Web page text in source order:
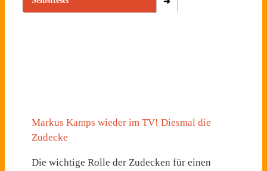
Markus Kamps wieder im TV! Diesmal die
Zudecke
Die wichtige Rolle der Zudecken für einen